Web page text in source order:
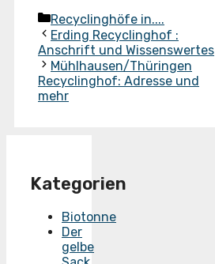
Kategorien
Recyclinghöfe in....
Erding Recyclinghof :
Anschrift und Wissenswertes
Mühlhausen/Thüringen
Recyclinghof: Adresse und
mehr
Kategorien
Biotonne
Der
gelbe